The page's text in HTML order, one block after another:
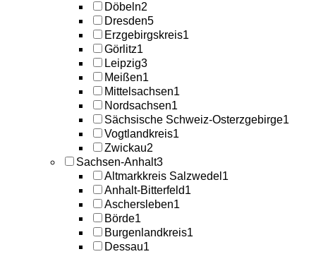
Döbeln2
Dresden5
Erzgebirgskreis1
Görlitz1
Leipzig3
Meißen1
Mittelsachsen1
Nordsachsen1
Sächsische Schweiz-Osterzgebirge1
Vogtlandkreis1
Zwickau2
Sachsen-Anhalt3
Altmarkkreis Salzwedel 1
Anhalt-Bitterfeld1
Aschersleben1
Börde1
Burgenlandkreis1
Dessau1